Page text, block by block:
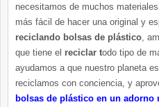
necesitamos de muchos
más fácil de hacer una original y
reciclando bolsas de plástico ,
que tiene el reciclar todo tipo de
ayudamos a que nuestro planeta
reciclamos con conciencia, y
bolsas de plástico en un adorno